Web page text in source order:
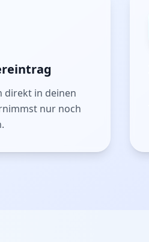
direkt in deinen
nur noch